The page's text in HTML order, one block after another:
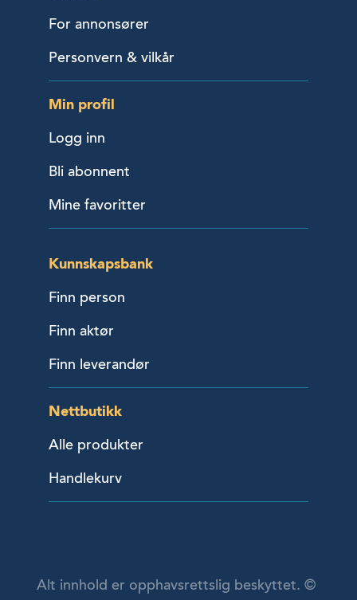
For annonsører
Personvern & vilkår
Min profil
Logg inn
Bli abonnent
Mine favoritter
Kunnskapsbank
Finn person
Finn aktør
Finn leverandør
Nettbutikk
Alle produkter
Handlekurv
Alt innhold er opphavsrettslig beskyttet. ©